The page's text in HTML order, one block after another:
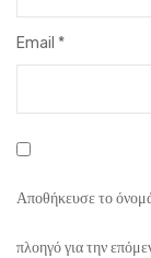
Email *
Αποθήκευσε το
πλοηγό για την